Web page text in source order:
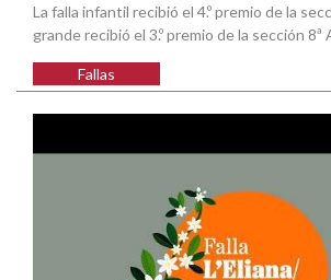
La falla infantil recibió el 4.º premio de la
grande recibió el 3.º premio de la sección 8ª
Fallas